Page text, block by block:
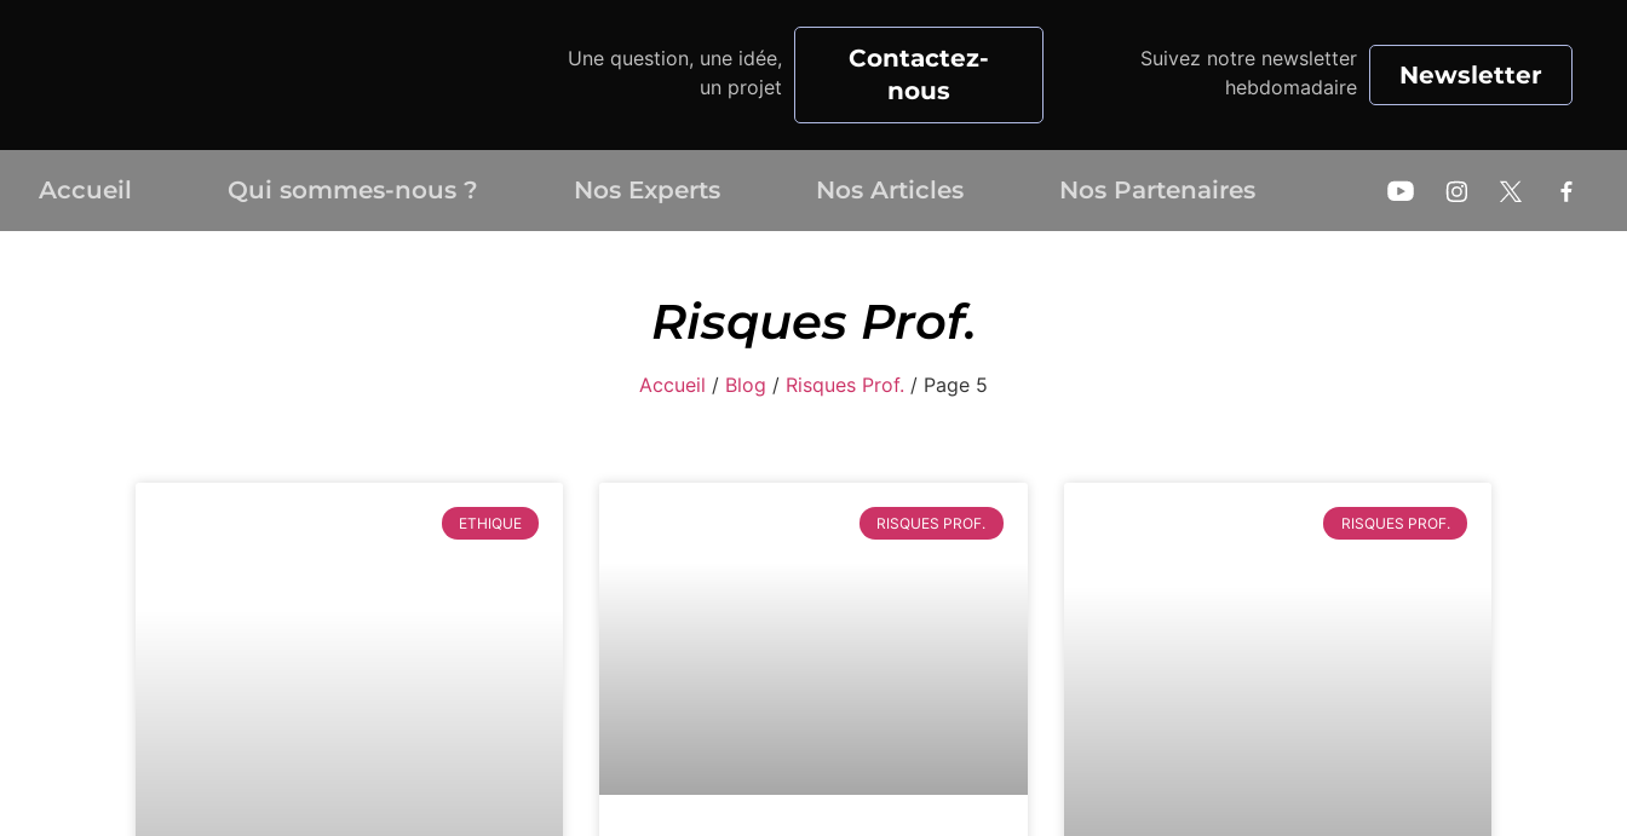
Une question, une idée,
un projet
Contactez-
nous
Suivez notre newsletter
hebdomadaire
Newsletter
Accueil Qui sommes-nous ? Nos Experts Nos Articles Nos Partenaires
Risques Prof.
Accueil / Blog / Risques Prof. / Page 5
ETHIQUE RISQUES PROF. RISQUES PROF.